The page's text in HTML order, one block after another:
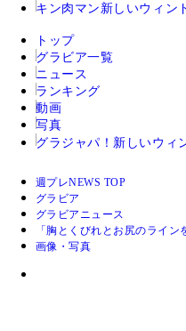
キン肉マン 新しいウィン
トップ
グラビア一覧
ニュース
ランキング
動画
写真
グラジャパ！ 新しいウィ
週プレNEWS TOP
グラビア
グラビアニュース
「胸とくびれとお尻のライ
画像・写真